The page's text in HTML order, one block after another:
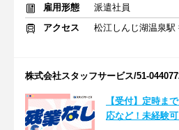
雇用形態
派遣社員
アクセス
株式会社スタッフサービス/51-
【受付】定時ま
応など！未経験可